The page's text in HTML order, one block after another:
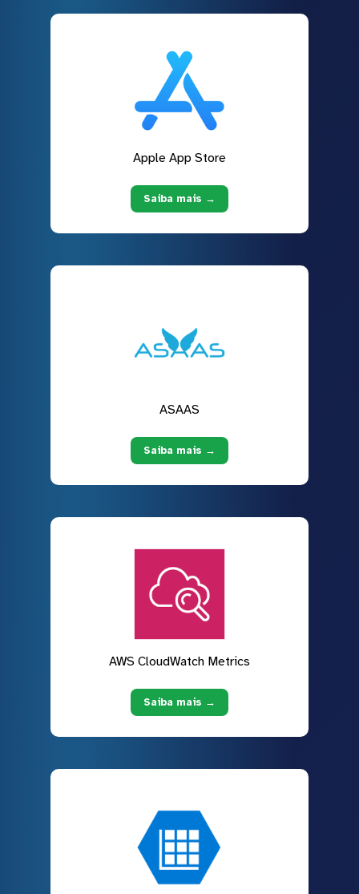
Apple App Store
Saiba mais →
ASAAS
Saiba mais →
AWS CloudWatch Metrics
Saiba mais →